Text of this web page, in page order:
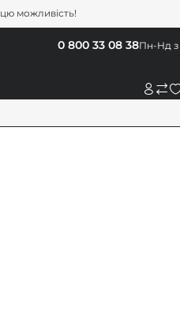
можливість!
Пн-Нд з
0 800 33 08 38